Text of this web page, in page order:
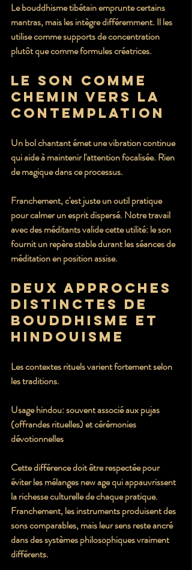
Le bouddhisme tibétain emprunte certains
mantras, mais les intègre différemment. Il les
utilise comme supports de concentration
plutôt que comme formules créatrices.
Le son comme
chemin vers la
contemplation
Un bol chantant émet une vibration continue
qui aide à maintenir l'attention focalisée. Rien
de magique dans ce processus.
Franchement, c'est juste un outil pratique
pour calmer un esprit dispersé. Notre travail
avec des méditants valide cette utilité: le son
fournit un repère stable durant les séances de
méditation en position assise.
Deux approches
distinctes de
Bouddhisme et
hindouisme
Les contextes rituels varient fortement selon
les traditions.
Usage hindou: souvent associé aux pujas
(offrandes rituelles) et cérémonies
dévotionnelles
Cette différence doit être respectée pour
éviter les mélanges new age qui appauvrissent
la richesse culturelle de chaque pratique.
Franchement, les instruments produisent des
sons comparables, mais leur sens reste ancré
dans des systèmes philosophiques vraiment
différents.